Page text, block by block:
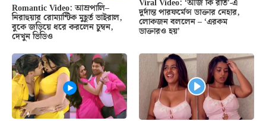
Romantic Video: আম্রপালি–
নিরাহুয়ার রোম্যান্টিক মুহূর্ত ভাইরাল,
বুকে জড়িয়ে ধরে করলেন চুম্বন,
দেখুন ভিডিও
Viral Video: ‘আজ কি রাত’-এ
দুর্দান্ত পারফর্মেন্স ডাক্তার নেহার,
লোকজন বললেন – ‘এরকম
ডাক্তারও হয়’